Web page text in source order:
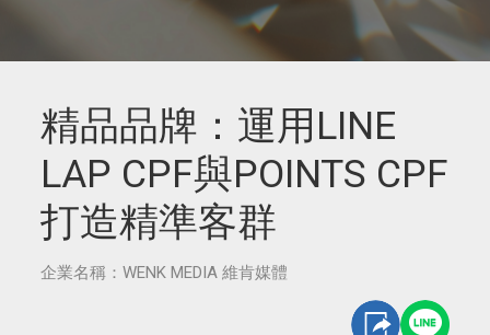
精品品牌：運用LINE
LAP CPF與POINTS CPF
打造精準客群
企業名稱：WENK MEDIA 維肯媒體